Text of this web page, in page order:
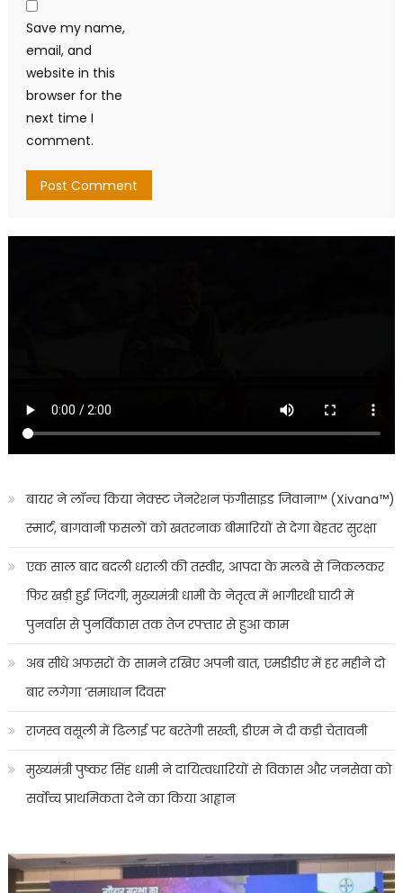
Save my name,
email, and
website in this
browser for the
next time I
comment.
बायर ने लॉन्च किया नेक्स्ट जेनरेशन फंगीसाइड जिवाना™️ (Xivana™️)
स्मार्ट, बागवानी फसलों को खतरनाक बीमारियों से देगा बेहतर सुरक्षा
एक साल बाद बदली धराली की तस्वीर, आपदा के मलबे से निकलकर
फिर खड़ी हुई जिंदगी, मुख्यमंत्री धामी के नेतृत्व में भागीरथी घाटी में
पुनर्वास से पुनर्विकास तक तेज रफ्तार से हुआ काम
अब सीधे अफसरों के सामने रखिए अपनी बात, एमडीडीए में हर महीने दो
बार लगेगा ‘समाधान दिवस’
राजस्व वसूली में ढिलाई पर बरतेगी सख्ती, डीएम ने दी कड़ी चेतावनी
मुख्यमंत्री पुष्कर सिंह धामी ने दायित्वधारियों से विकास और जनसेवा को
सर्वोच्च प्राथमिकता देने का किया आह्वान